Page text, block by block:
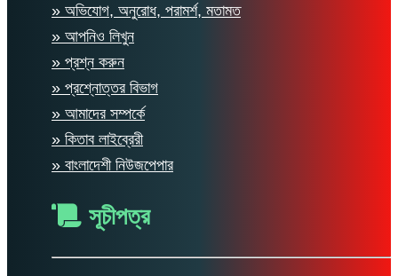
» অভিযোগ, অনুরোধ, পরামর্শ, মতামত
» আপনিও লিখুন
» প্রশ্ন করুন
» প্রশ্নোত্তর বিভাগ
» আমাদের সম্পর্কে
» কিতাব লাইব্রেরী
» বাংলাদেশী নিউজপেপার
সূচীপত্র